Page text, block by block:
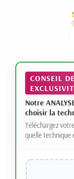
CONSEIL
Notre
choisir la
Téléchargez
quelle technique